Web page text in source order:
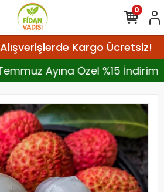
Kargo Ücretsiz!
Temmuz Ayına Özel %15 İndirim
0